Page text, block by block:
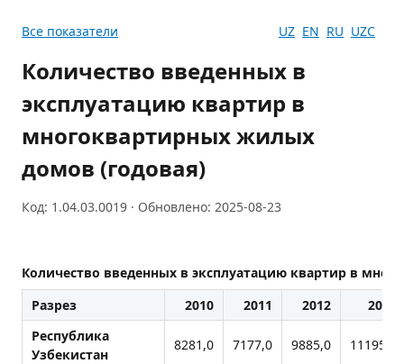
Все показатели UZ EN RU UZC
Количество введенных в
эксплуатацию квартир в
многоквартирных жилых
домов (годовая)
Код: 1.04.03.0019 · Обновлено: 2025-08-23
Количество введенных в эксплуатацию квартир в
Разрез
2010 2011 2012
2013
Республика
Узбекистан
8281,0 7177,0 9885,0 11195,0